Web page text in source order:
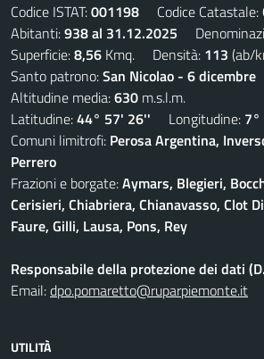
Codice ISTAT:001198 Codice Catastale:
Abitanti:938 al 31.12.2025
Superficie:8,56 Kmq. Densità: 113 (ab/
Santo patrono:San Nicolao - 6 dicembre
Altitudine media:630 m.s.l.m.
Latitudine:44° 57' 26'' Longitudine:
Comuni limitrofi: Perosa Argentina,
Perrero
Frazioni e borgate:Aymars, Blegieri,
Cerisieri, Chiabriera, Chianavasso, Clot
Faure, Gilli, Lausa, Pons, Rey
Responsabile della protezione dei dati
Email:dpo.pomaretto@ruparpiemonte.it
UTILITÀ